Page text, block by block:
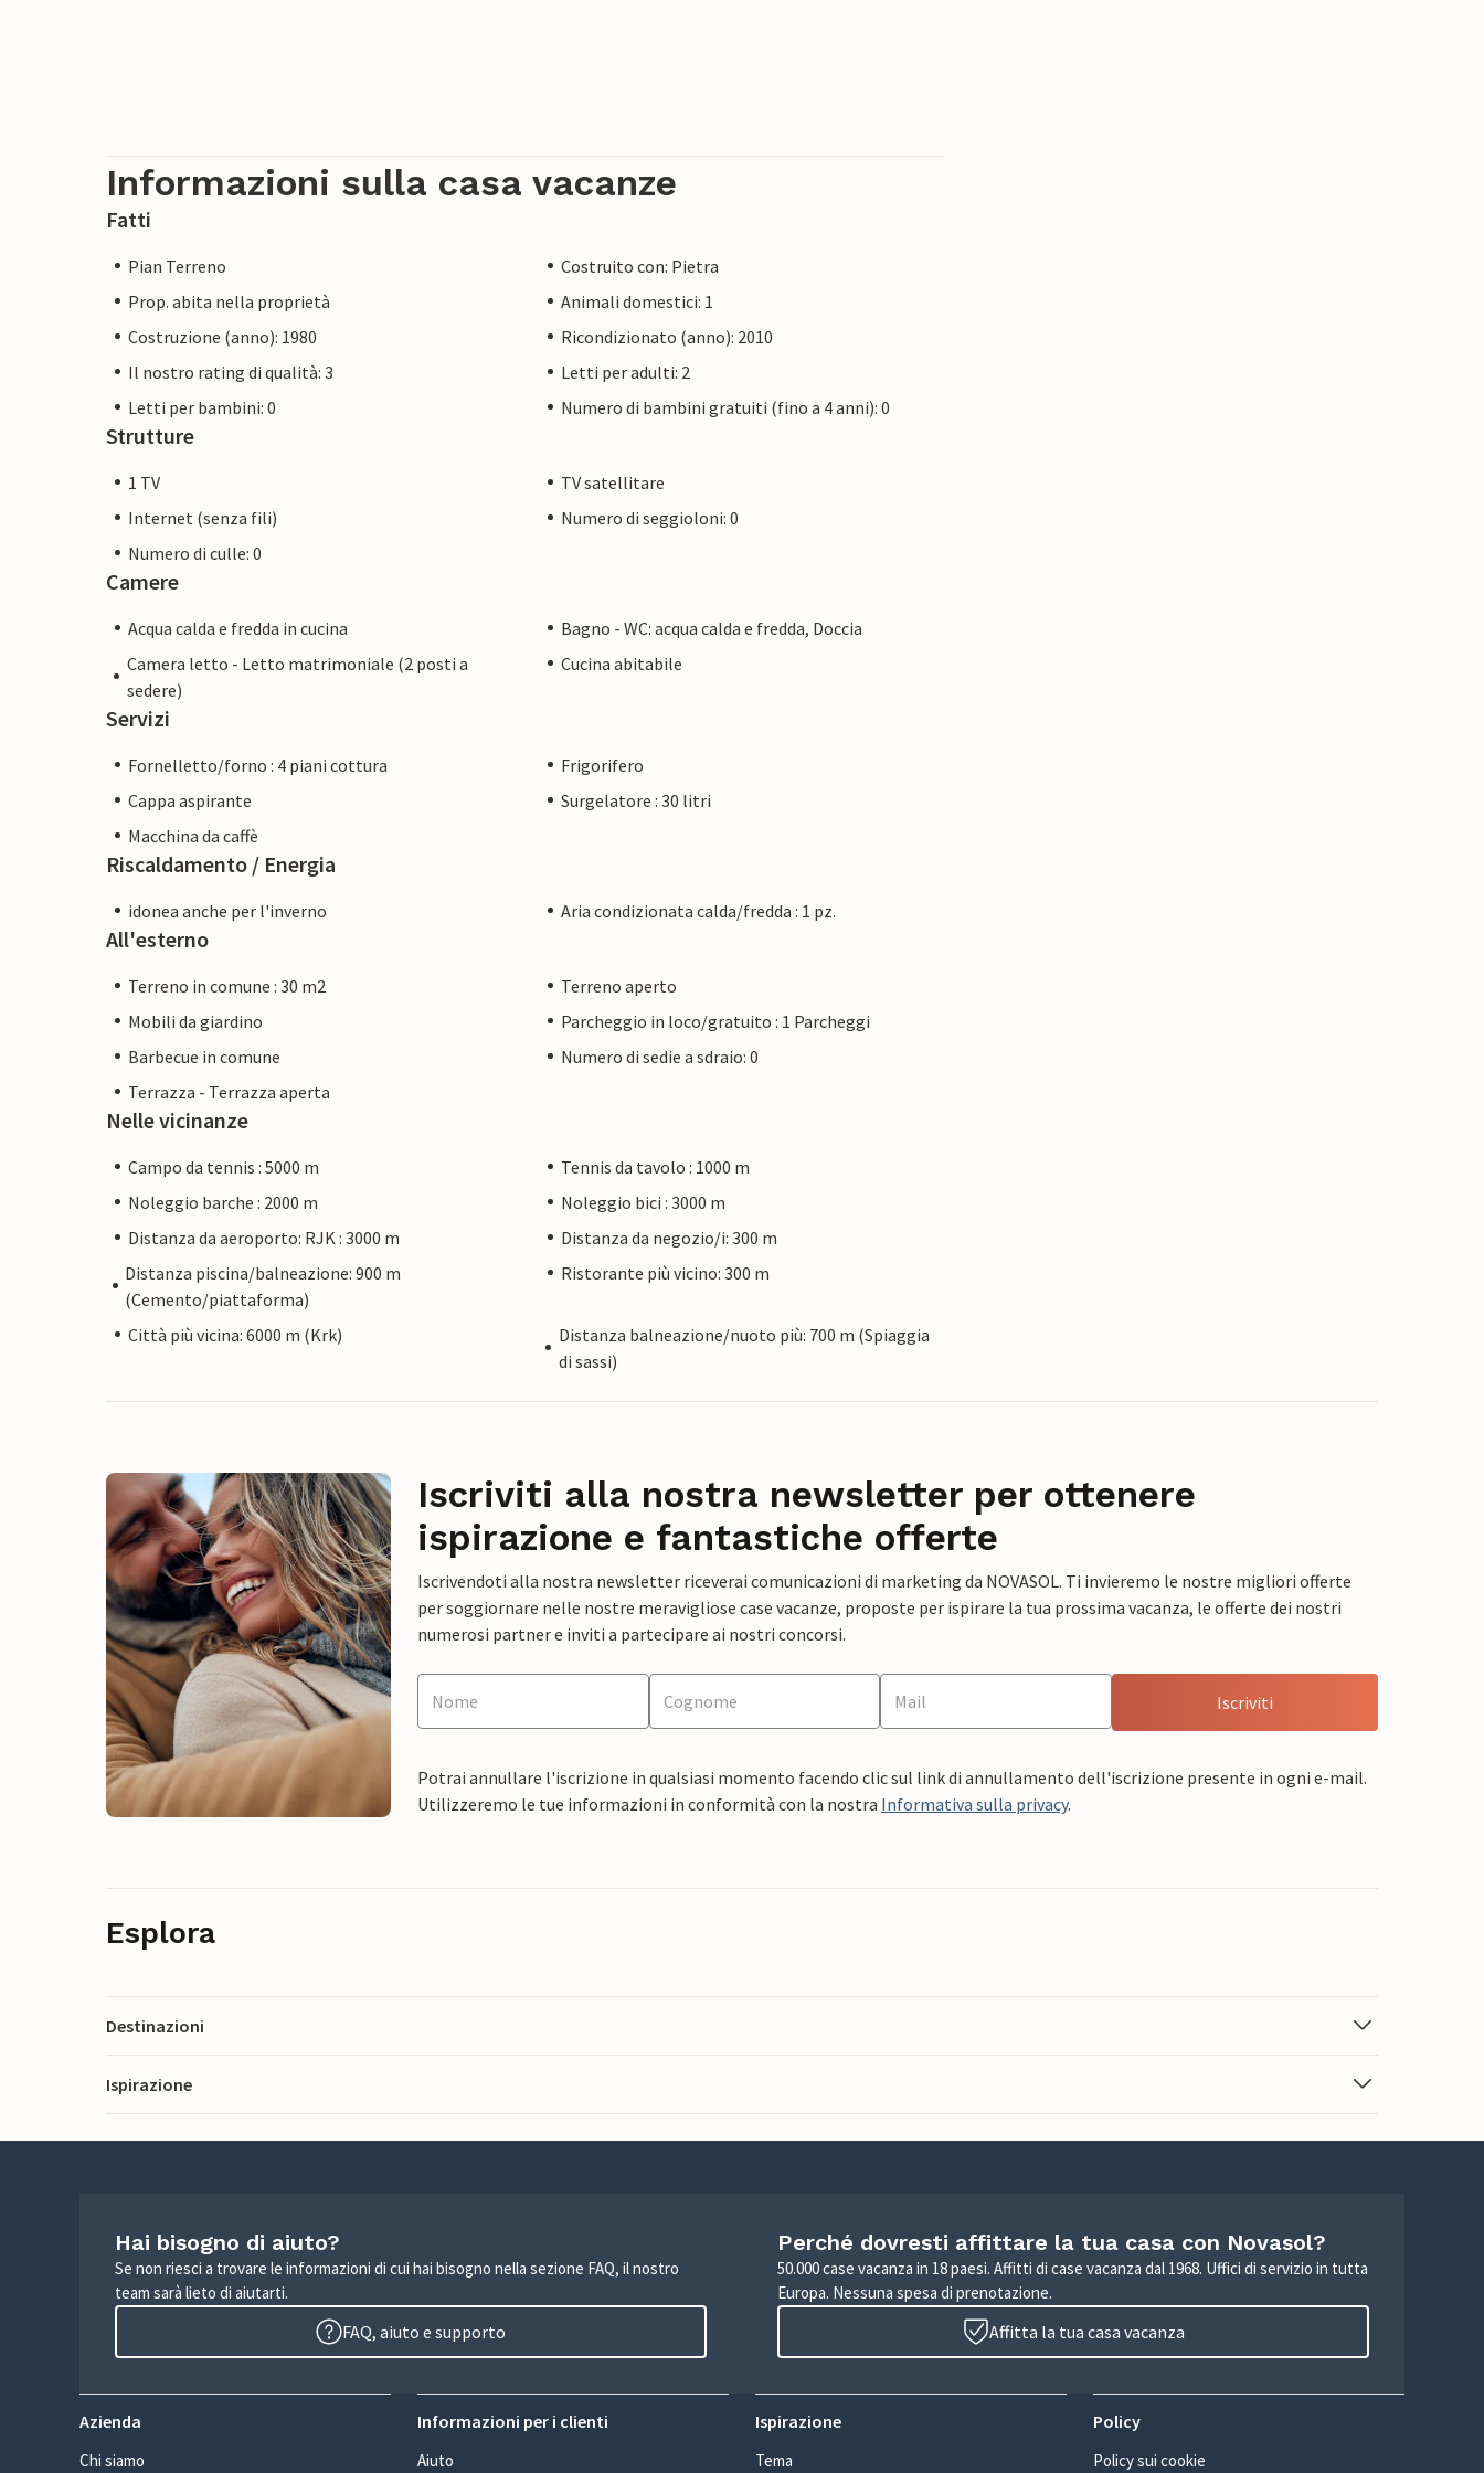
Informazioni sulla casa vacanze
Fatti
Pian Terreno
Costruito con: Pietra
Prop. abita nella proprietà
Animali domestici: 1
Costruzione (anno): 1980
Ricondizionato (anno): 2010
Il nostro rating di qualità: 3
Letti per adulti: 2
Letti per bambini: 0
Numero di bambini gratuiti (fino a 4 anni): 0
Strutture
1 TV
TV satellitare
Internet (senza fili)
Numero di seggioloni: 0
Numero di culle: 0
Camere
Acqua calda e fredda in cucina
Bagno - WC: acqua calda e fredda, Doccia
Camera letto - Letto matrimoniale (2 posti a
sedere)
Cucina abitabile
Servizi
Fornelletto/forno : 4 piani cottura
Frigorifero
Cappa aspirante
Surgelatore : 30 litri
Macchina da caffè
Riscaldamento / Energia
idonea anche per l'inverno Aria condizionata calda/fredda : 1 pz.
All'esterno
Terreno in comune : 30 m2
Terreno aperto
Mobili da giardino
Parcheggio in loco/gratuito : 1 Parcheggi
Barbecue in comune
Numero di sedie a sdraio: 0
Terrazza - Terrazza aperta
Nelle vicinanze
Campo da tennis : 5000 m
Tennis da tavolo : 1000 m
Noleggio barche : 2000 m
Noleggio bici : 3000 m
Distanza da aeroporto: RJK : 3000 m
Distanza da negozio/i: 300 m
Distanza piscina/balneazione: 900 m
(Cemento/piattaforma)
Ristorante più vicino: 300 m
Città più vicina: 6000 m (Krk)
Distanza balneazione/nuoto più: 700 m (Spiaggia
di sassi)
Iscriviti alla nostra newsletter per ottenere
ispirazione e fantastiche offerte
Iscrivendoti alla nostra newsletter riceverai comunicazioni di marketing da NOVASOL. Ti invieremo le nostre migliori offerte
per soggiornare nelle nostre meravigliose case vacanze, proposte per ispirare la tua prossima vacanza, le offerte dei nostri
numerosi partner e inviti a partecipare ai nostri concorsi.
Iscriviti
Potrai annullare l'iscrizione in qualsiasi momento facendo clic sul link di annullamento dell'iscrizione presente in ogni e-mail.
Utilizzeremo le tue informazioni in conformità con la nostra Informativa sulla privacy.
Esplora
Destinazioni
Ispirazione
Hai bisogno di aiuto?
Se non riesci a trovare le informazioni di cui hai bisogno nella sezione FAQ, il nostro
team sarà lieto di aiutarti.
FAQ, aiuto e supporto
Perché dovresti affittare la tua casa con Novasol?
50.000 case vacanza in 18 paesi. Affitti di case vacanza dal 1968. Uffici di servizio in tutta
Europa. Nessuna spesa di prenotazione.
Affitta la tua casa vacanza
Azienda
Chi siamo
Informazioni per i clienti
Aiuto
Ispirazione
Tema
Policy
Policy sui cookie